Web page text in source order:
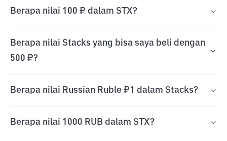
Berapa nilai 100 ₽ dalam STX?
Berapa nilai Stacks yang bisa saya beli dengan
500 ₽?
Berapa nilai Russian Ruble ₽1 dalam Stacks?
Berapa nilai 1000 RUB dalam STX?